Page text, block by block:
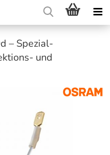
– Spezial-
und